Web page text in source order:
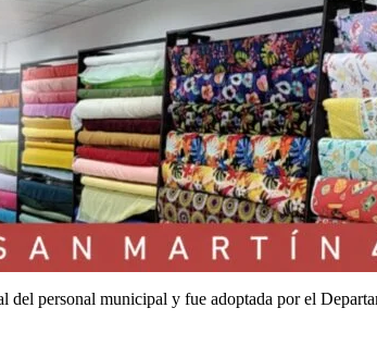
personal municipal y fue adoptada por el